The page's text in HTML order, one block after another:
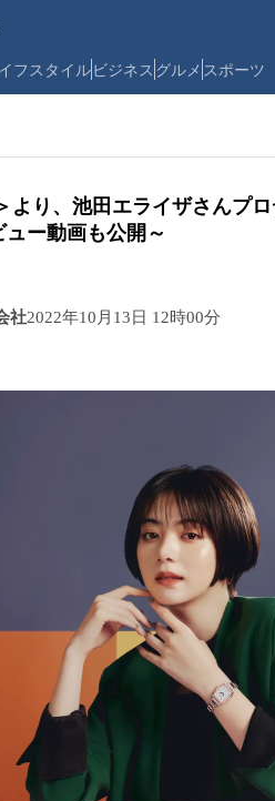
フスタイルビジネス グルメ スポーツ
より、池田エライザさんプ
ー動画も公開～
社2022年10月13日 12時00分